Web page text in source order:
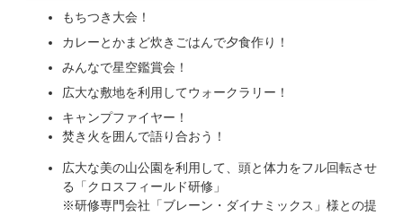
もちつき大会！
カレーとかまど炊きごはんで夕食作り！
みんなで星空鑑賞会！
広大な敷地を利用してウォークラリー！
キャンプファイヤー！
焚き火を囲んで語り合おう！
広大な美の山公園を利用して、頭と体力をフル回転させ
る「クロスフィールド研修」
※研修専門会社「ブレーン・ダイナミックス」様との提